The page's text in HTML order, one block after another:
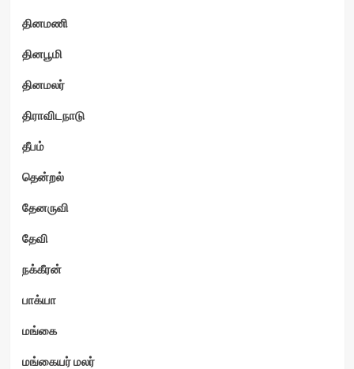
தினமணி
தினபூமி
தினமலர்
திராவிடநாடு
தீபம்
தென்றல்
தேனருவி
தேவி
நக்கீரன்
பாக்யா
மங்கை
மங்கையர் மலர்